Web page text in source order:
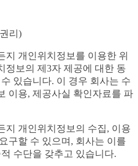
리)
지 개인위치정보를 이용한 위
정보의 제3자 제공에 대한 동
있습니다. 이 경우 회사는 수
이용, 제공사실 확인자료를 파
지 개인위치정보의 수집, 이용
구할 수 있으며, 회사는 이를
수단을 갖추고 있습니다.